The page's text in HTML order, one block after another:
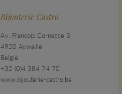
Bijouterie Castro
Av. Francois Cornesse 3
4920 Aywaille
België
+32 (0)4 384 74 70
www.bijouterie-castro.be